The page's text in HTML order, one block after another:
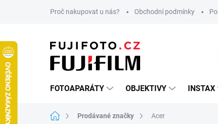
Proč nakupovat u nás? Obchodní podmínky
FOTOAPARÁTY OBJEKTIVY INSTAX
Domů Prodávané značky Acer